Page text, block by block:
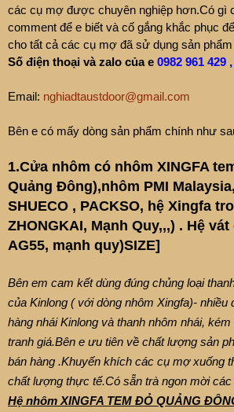
các cụ mợ được chuyên nghiệp hơn.Có gì
comment để e biết và cố gắng khắc phục
cho tất cả các cụ mợ đã sử dụng sản phẩm
Số điện thoại và zalo của e 0982 961 429 ,
Email: nghiadtaustdoor@gmail.com
Bên e có mấy dòng sản phẩm chính như
1.Cửa nhôm có nhôm XINGFA
Quảng Đông),nhôm PMI
SHUECO , PACKSO, hệ Xingfa
ZHONGKAI, Mạnh Quy,,,) . Hệ
AG55, mạnh quy)SIZE]
Bên em cam kết dùng đúng chủng loại
của Kinlong ( với dòng nhôm Xingfa)- nhiều
hàng nhái Kinlong và thanh nhôm nhái,
tranh giá.Bên e ưu tiên về chất lượng sản
bán hàng .Khuyến khích các cụ mợ xuống
chất lượng thực tế.Có sẵn trà ngon mời các
Hệ nhôm XINGFA TEM ĐỎ QUẢNG